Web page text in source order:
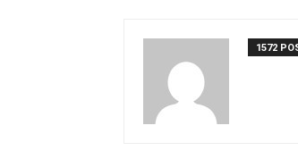
1572